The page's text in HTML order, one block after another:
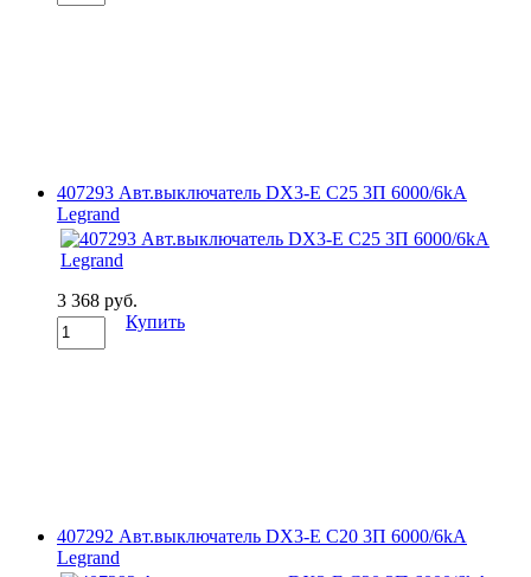
407293 Авт.выключатель DX3-E C25 3П 6000/6kA
Legrand
3 368 руб.
Купить
407292 Авт.выключатель DX3-E C20 3П 6000/6kA
Legrand